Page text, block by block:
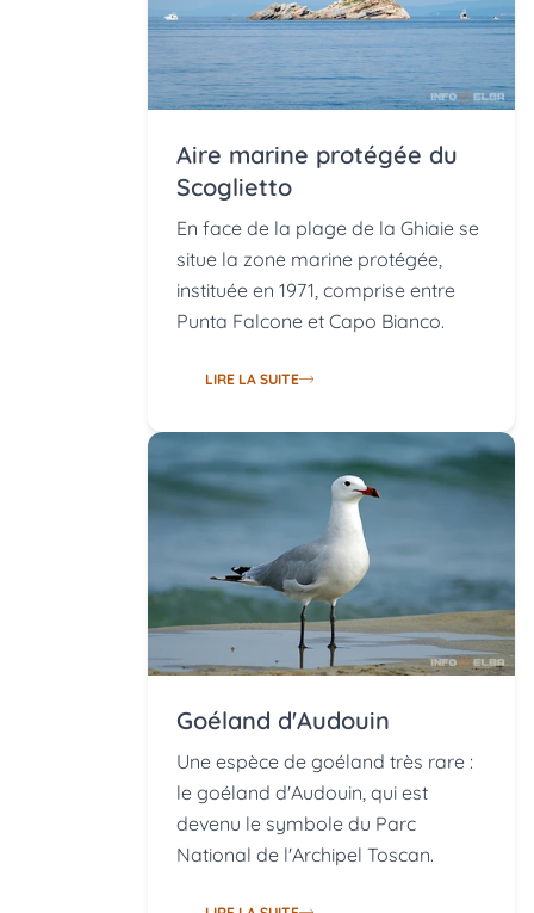
Aire marine protégée du
Scoglietto
En face de la plage de la Ghiaie se
situe la zone marine protégée,
instituée en 1971, comprise entre
Punta Falcone et Capo Bianco.
LIRE LA SUITE
Goéland d'Audouin
Une espèce de goéland très rare :
le goéland d'Audouin, qui est
devenu le symbole du Parc
National de l'Archipel Toscan.